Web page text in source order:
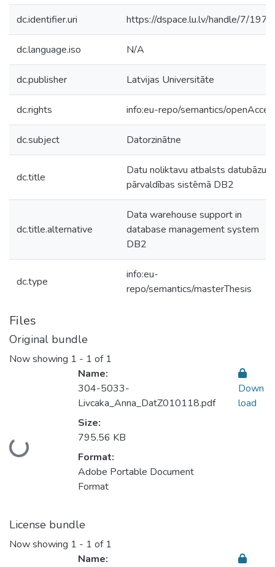
dc.identifier.uri https://dspace.lu.lv/handle/7/
dc.language.iso N/A
dc.publisher Latvijas Universitāte
dc.rights info:eu-repo/semantics/
dc.subject Datorzinātne
dc.title
Datu noliktavu atbalsts datubāzu
pārvaldības sistēmā DB2
dc.title.alternative
Data warehouse support in
database management system
DB2
dc.type
info:eu-
repo/semantics/masterThesis
Files
Original bundle
Now showing 1 - 1 of 1
Loading...
Name:
304-5033-
Livcaka_Anna_DatZ010118.pdf
Size:
795.56 KB
Format:
Adobe Portable Document
Format
Down
load
License bundle
Now showing 1 - 1 of 1
Name: